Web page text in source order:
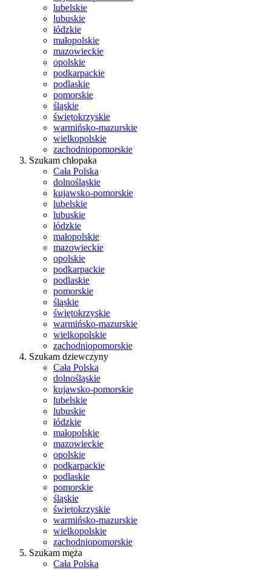
lubelskie
lubuskie
łódzkie
małopolskie
mazowieckie
opolskie
podkarpackie
podlaskie
pomorskie
śląskie
świętokrzyskie
warmińsko-mazurskie
wielkopolskie
zachodniopomorskie
Szukam chłopaka
Cała Polska
dolnośląskie
kujawsko-pomorskie
lubelskie
lubuskie
łódzkie
małopolskie
mazowieckie
opolskie
podkarpackie
podlaskie
pomorskie
śląskie
świętokrzyskie
warmińsko-mazurskie
wielkopolskie
zachodniopomorskie
Szukam dziewczyny
Cała Polska
dolnośląskie
kujawsko-pomorskie
lubelskie
lubuskie
łódzkie
małopolskie
mazowieckie
opolskie
podkarpackie
podlaskie
pomorskie
śląskie
świętokrzyskie
warmińsko-mazurskie
wielkopolskie
zachodniopomorskie
Szukam męża
Cała Polska